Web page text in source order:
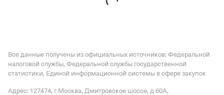
Все данные получены из официальных источников: Федеральной
налоговой службы, Федеральной службы государственной
статистики, Единой информационной системы в сфере закупок
Адрес: 127474, г Москва, Дмитровское шоссе, д 60А,